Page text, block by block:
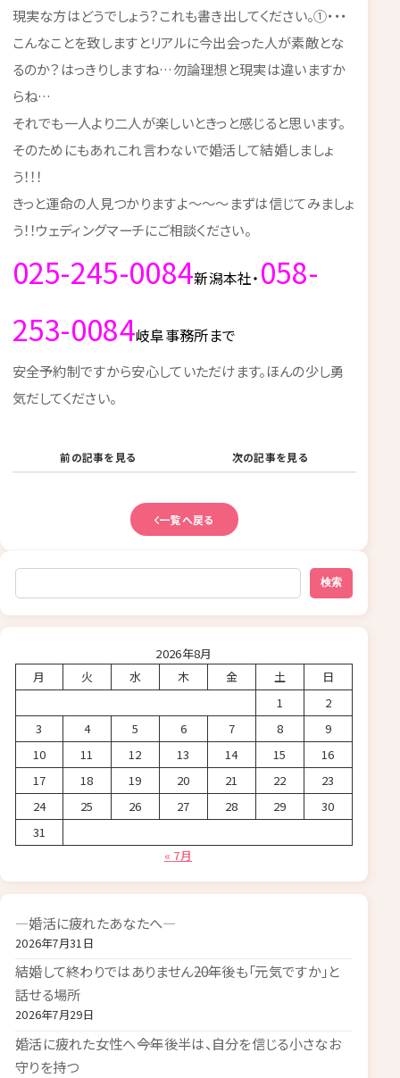
現実な方はどうでしょう？これも書き出してください。①・・・
こんなことを致しますとリアルに今出会った人が素敵とな
るのか？はっきりしますね…勿論理想と現実は違いますか
らね…
それでも一人より二人が楽しいときっと感じると思います。
そのためにもあれこれ言わないで婚活して結婚しましょ
う！！！
きっと運命の人見つかりますよ～～～まずは信じてみましょ
う！！ウェディングマーチにご相談ください。
025-245-0084新潟本社・ 058-
253-0084岐阜事務所まで
安全予約制ですから安心していただけます。ほんの少し勇
気だしてください。
前の記事を見る 次の記事を見る
一覧へ戻る
検索
検索
2026年8月
月
火 水 木 金 土
日
1
2
3
4 5 6 7 8
9
10
11 12 13 14 15
16
17
18 19 20 21 22
23
24
25 26 27 28 29
30
31
« 7月
―婚活に疲れたあなたへ―
2026年7月31日
結婚して終わりではありません――20年後も「元気ですか」と
話せる場所
2026年7月29日
婚活に疲れた女性へ――今年後半は、自分を信じる小さなお
守りを持つ